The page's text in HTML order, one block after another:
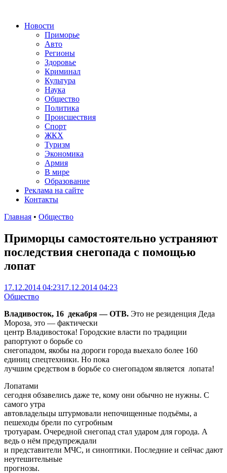
Новости
Приморье
Авто
Регионы
Здоровье
Криминал
Культура
Наука
Общество
Политика
Происшествия
Спорт
ЖКХ
Туризм
Экономика
Армия
В мире
Образование
Реклама на сайте
Контакты
Главная • Общество
Приморцы самостоятельно устраняют
последствия снегопада с помощью
лопат
17.12.2014 04:2317.12.2014 04:23
Общество
Владивосток, 16 декабря — ОТВ. Это не резиденция Деда
Мороза, это — фактически
центр Владивостока! Городские власти по традиции
рапортуют о борьбе со
снегопадом, якобы на дороги города выехало более 160
единиц спецтехники. Но пока
лучшим средством в борьбе со снегопадом является лопата!
Лопатами
сегодня обзавелись даже те, кому они обычно не нужны. С
самого утра
автовладельцы штурмовали непочищенные подъёмы, а
пешеходы брели по сугробным
тротуарам. Очередной снегопад стал ударом для города. А
ведь о нём предупреждали
и представители МЧС, и синоптики. Последние и сейчас дают
неутешительные
прогнозы.